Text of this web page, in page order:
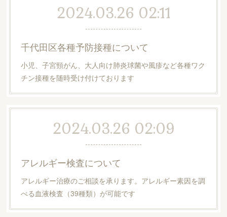
2024.03.26 02:11
千代田区各種予防接種について
小児、子宮頸がん、大人向け肺炎球菌や風疹など各種ワク
チン接種を随時受け付けております
2024.03.26 02:09
アレルギー検査について
アレルギー治療のご相談を承ります。アレルギー素因を調
べる血液検査（39種類）が可能です